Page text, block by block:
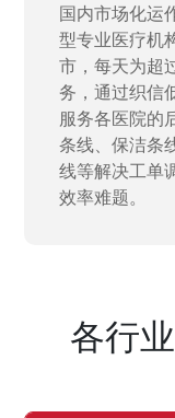
国家“一五”期
高新技术企业
量“小、散、碎
力资源进行开
决当下遇到的
效率。
各行